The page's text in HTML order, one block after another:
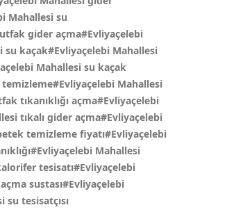
Mahallesi su
gider açma#Evliyaçelebi
su kaçak#Evliyaçelebi Mahallesi
Mahallesi su kaçak
Mahallesi
tıkanıklığı açma#Evliyaçelebi
tıkalı gider açma#Evliyaçelebi
temizleme fiyatı#Evliyaçelebi
Mahallesi
tesisatı#Evliyaçelebi
sustası#Evliyaçelebi
su tesisatçısı